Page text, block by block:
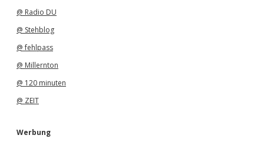
@ Radio DU
@ Stehblog
@ fehlpass
@ Millernton
@ 120 minuten
@ ZEIT
Werbung